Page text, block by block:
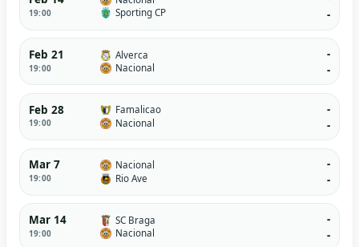
19:00
Sporting CP
-
Feb 21
19:00
Alverca
Nacional
-
-
Feb 28
19:00
Famalicao
Nacional
-
-
Mar 7
19:00
Nacional
Rio Ave
-
-
Mar 14
19:00
SC Braga
Nacional
-
-